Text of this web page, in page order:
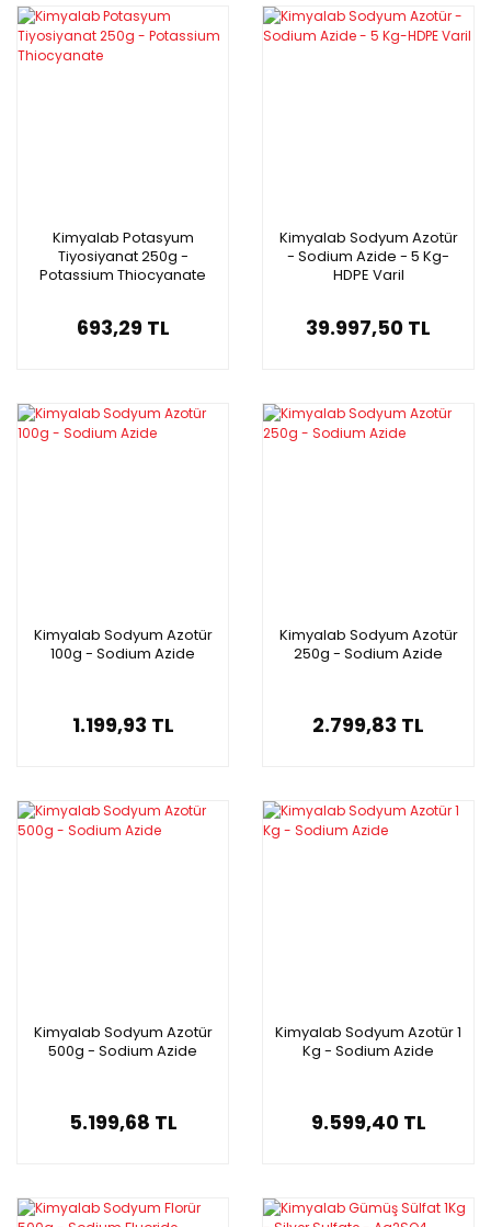
Kimyalab Potasyum
Tiyosiyanat 250g -
Potassium Thiocyanate
693,29 TL
Kimyalab Sodyum Azotür
- Sodium Azide - 5 Kg-
HDPE Varil
39.997,50 TL
Kimyalab Sodyum Azotür
100g - Sodium Azide
1.199,93 TL
Kimyalab Sodyum Azotür
250g - Sodium Azide
2.799,83 TL
Kimyalab Sodyum Azotür
500g - Sodium Azide
5.199,68 TL
Kimyalab Sodyum Azotür 1
Kg - Sodium Azide
9.599,40 TL